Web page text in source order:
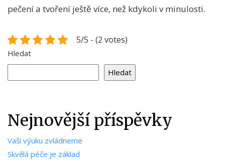
pečení a tvoření ještě více, než kdykoli v minulosti.
5/5 - (2 votes)
Hledat
Hledat
Nejnovější příspěvky
Vaši výuku zvládneme
Skvělá péče je základ